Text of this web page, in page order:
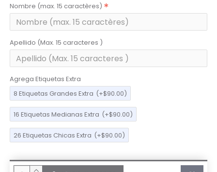
Nombre (max. 15 caractères)
Apellido (Max. 15 caracteres )
Agrega Etiquetas Extra
8 Etiquetas Grandes Extra (+$90.00)
16 Etiquetas Medianas Extra (+$90.00)
26 Etiquetas Chicas Extra (+$90.00)